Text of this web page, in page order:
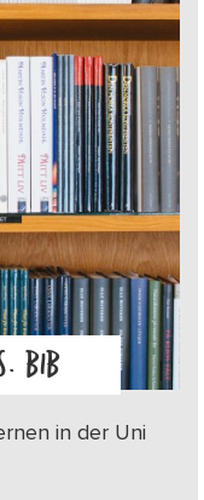
BIB
in der Uni